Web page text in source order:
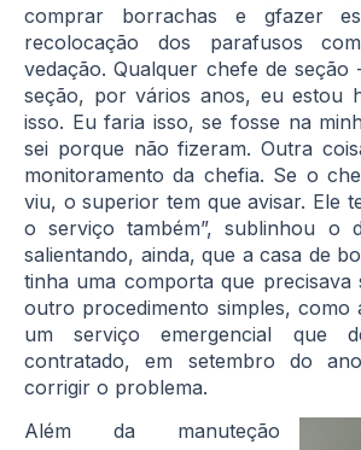
comprar borrachas e gfazer
recolocação dos parafusos
vedação. Qualquer chefe de seção
seção, por vários anos, eu estou
isso. Eu faria isso, se fosse na
sei porque não fizeram. Outra
monitoramento da chefia. Se o
viu, o superior tem que avisar. Ele
o serviço também”, sublinhou o
salientando, ainda, que a casa de
tinha uma comporta que precisava
outro procedimento simples, como
um serviço emergencial que
contratado, em setembro do
corrigir o problema.
Além da manuteção